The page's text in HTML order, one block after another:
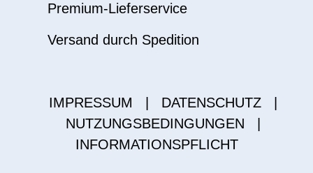
Premium-Lieferservice
Versand durch Spedition
IMPRESSUM DATENSCHUTZ
NUTZUNGSBEDINGUNGEN
INFORMATIONSPFLICHT